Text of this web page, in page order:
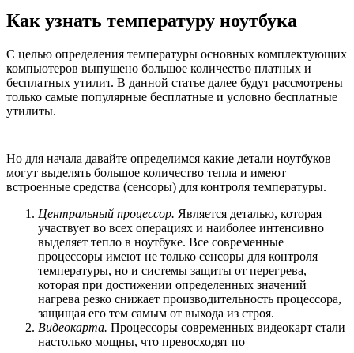
Как узнать температуру ноутбука
С целью определения температуры основных комплектующих
компьютеров выпущено большое количество платных и
бесплатных утилит. В данной статье далее будут рассмотрены
только самые популярные бесплатные и условно бесплатные
утилиты.
Но для начала давайте определимся какие детали ноутбуков
могут выделять большое количество тепла и имеют
встроенные средства (сенсоры) для контроля температуры.
Центральный процессор. Является деталью, которая
участвует во всех операциях и наиболее интенсивно
выделяет тепло в ноутбуке. Все современные
процессоры имеют не только сенсоры для контроля
температуры, но и системы защиты от перегрева,
которая при достижении определенных значений
нагрева резко снижает производительность процессора,
защищая его тем самым от выхода из строя.
Видеокарта. Процессоры современных видеокарт стали
настолько мощны, что превосходят по